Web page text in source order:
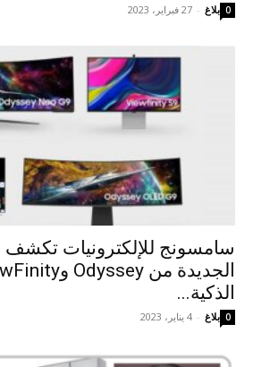
بلاغ - 27 فبراير، 2023 0
سامسونج للإلكترونيات تكشف
الذكية...
بلاغ - 4 يناير، 2023 0